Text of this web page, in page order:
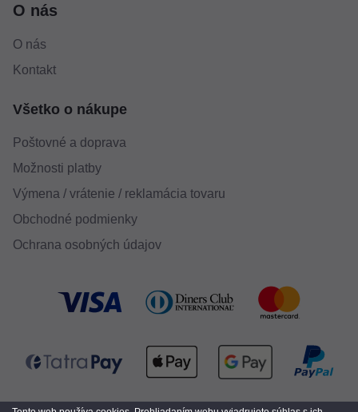
O nás
O nás
Kontakt
Všetko o nákupe
Poštovné a doprava
Možnosti platby
Výmena / vrátenie / reklamácia tovaru
Obchodné podmienky
Ochrana osobných údajov